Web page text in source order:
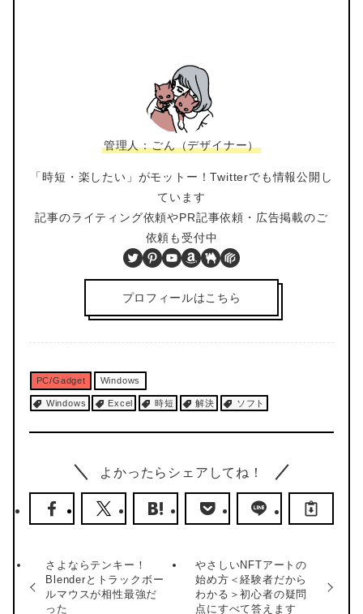
管理人：ごん（デザイナー）
「時短・楽したい」がモットー！Twitterでも情報公開し
ています
記事のライティング依頼やPR記事依頼・広告掲載のご
依頼も受付中
TwitterPinterest
YouTube
Amazon
BOOTH
PIXTA
プロフィールはこちら
PC/Gadget Windows
Windows Excel 時短 解決 ソフト
よかったらシェアしてね！
さよならテンキー！
Blenderとトラックボー
ルマウスが相性最強だ
った
やさしいNFTアートの
始め方＜経験者だから
わかる＞初心者の疑問
点にすべて答えます